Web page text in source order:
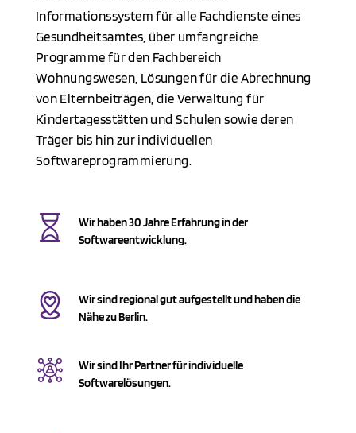
Informationssystem für alle Fachdienste eines
Gesundheitsamtes, über umfangreiche
Programme für den Fachbereich
Wohnungswesen, Lösungen für die Abrechnung
von Elternbeiträgen, die Verwaltung für
Kindertagesstätten und Schulen sowie deren
Träger bis hin zur individuellen
Softwareprogrammierung.
Wir haben 30 Jahre Erfahrung in der
Softwareentwicklung.
Wir sind regional gut aufgestellt und haben die
Nähe zu Berlin.
Wir sind Ihr Partner für individuelle
Softwarelösungen.